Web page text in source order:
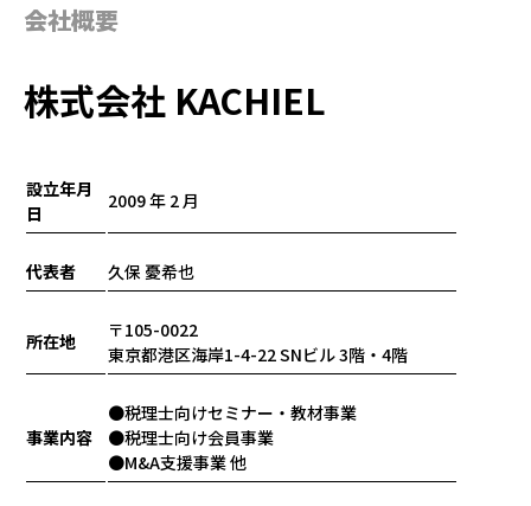
会社概要
株式会社 KACHIEL
設立年月
日
2009 年 2 月
代表者 久保 憂希也
所在地
〒105-0022
東京都港区海岸1-4-22 SNビル 3階・4階
事業内容
●税理士向けセミナー・教材事業
●税理士向け会員事業
●M&A支援事業 他